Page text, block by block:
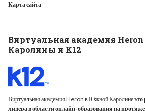
Карта сайта
Виртуальная академия
Каролины и K12
Виртуальная академия Heron в Южной Каролинеэто
лидера в области онлайн-образования на